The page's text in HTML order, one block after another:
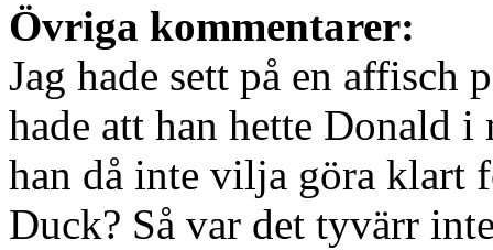
Övriga kommentarer:
Jag hade sett på en
hade att han hette Donald
han då inte vilja göra klart
Duck? Så var det tyvärr